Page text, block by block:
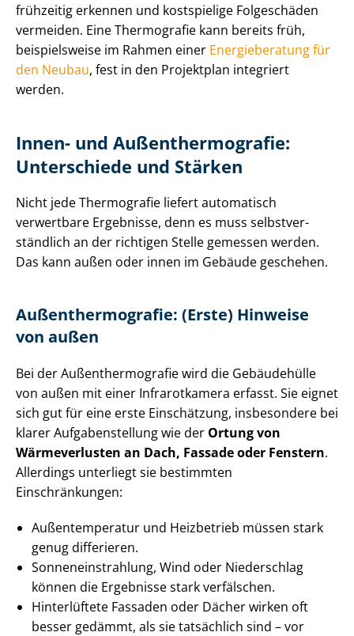
frühzeitig erkennen und kostspielige Folgeschäden
vermeiden. Eine Thermografie kann bereits früh,
beispielsweise im Rahmen einer Energieberatung für
den Neubau, fest in den Projektplan integriert
werden.
Innen- und Au­ßen­ther­mo­gra­fie:
Unterschiede und Stärken
Nicht jede Thermografie liefert automatisch
verwertbare Ergebnisse, denn es muss selbst­ver­
ständ­lich an der richtigen Stelle gemessen werden.
Das kann außen oder innen im Gebäude geschehen.
Au­ßen­ther­mo­gra­fie: (Erste) Hinweise
von außen
Bei der Au­ßen­ther­mo­gra­fie wird die Gebäudehülle
von außen mit einer Infrarotkamera erfasst. Sie eignet
sich gut für eine erste Einschätzung, insbesondere bei
klarer Auf­ga­ben­stel­lung wie der Ortung von
Wärmeverlusten an Dach, Fassade oder Fenstern.
Allerdings unterliegt sie bestimmten
Einschränkungen:
Außentemperatur und Heizbetrieb müssen stark
genug differieren.
Son­nen­ein­strah­lung, Wind oder Niederschlag
können die Ergebnisse stark verfälschen.
Hinterlüftete Fassaden oder Dächer wirken oft
besser gedämmt, als sie tatsächlich sind – vor